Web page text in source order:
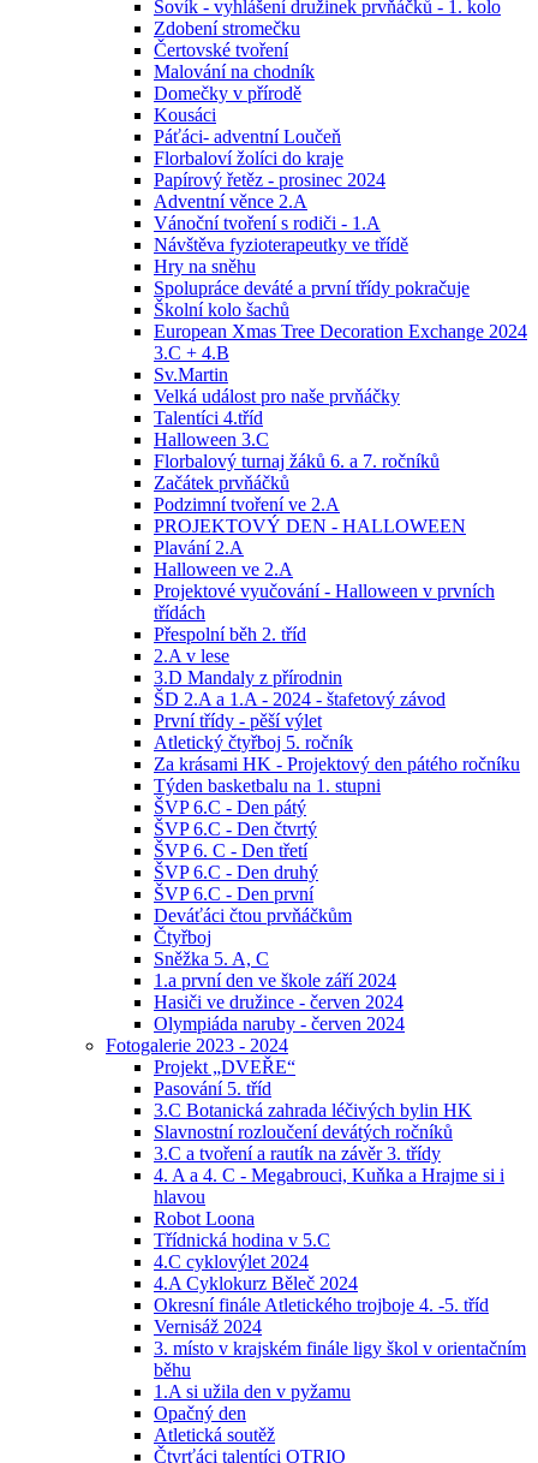
Sovík - vyhlášení družinek prvňáčků - 1. kolo
Zdobení stromečku
Čertovské tvoření
Malování na chodník
Domečky v přírodě
Kousáci
Páťáci- adventní Loučeň
Florbaloví žolíci do kraje
Papírový řetěz - prosinec 2024
Adventní věnce 2.A
Vánoční tvoření s rodiči - 1.A
Návštěva fyzioterapeutky ve třídě
Hry na sněhu
Spolupráce deváté a první třídy pokračuje
Školní kolo šachů
European Xmas Tree Decoration Exchange 2024
3.C + 4.B
Sv.Martin
Velká událost pro naše prvňáčky
Talentíci 4.tříd
Halloween 3.C
Florbalový turnaj žáků 6. a 7. ročníků
Začátek prvňáčků
Podzimní tvoření ve 2.A
PROJEKTOVÝ DEN - HALLOWEEN
Plavání 2.A
Halloween ve 2.A
Projektové vyučování - Halloween v prvních
třídách
Přespolní běh 2. tříd
2.A v lese
3.D Mandaly z přírodnin
ŠD 2.A a 1.A - 2024 - štafetový závod
První třídy - pěší výlet
Atletický čtyřboj 5. ročník
Za krásami HK - Projektový den pátého ročníku
Týden basketbalu na 1. stupni
ŠVP 6.C - Den pátý
ŠVP 6.C - Den čtvrtý
ŠVP 6. C - Den třetí
ŠVP 6.C - Den druhý
ŠVP 6.C - Den první
Deváťáci čtou prvňáčkům
Čtyřboj
Sněžka 5. A, C
1.a první den ve škole září 2024
Hasiči ve družince - červen 2024
Olympiáda naruby - červen 2024
Fotogalerie 2023 - 2024
Projekt „DVEŘE“
Pasování 5. tříd
3.C Botanická zahrada léčivých bylin HK
Slavnostní rozloučení devátých ročníků
3.C a tvoření a rautík na závěr 3. třídy
4. A a 4. C - Megabrouci, Kuňka a Hrajme si i
hlavou
Robot Loona
Třídnická hodina v 5.C
4.C cyklovýlet 2024
4.A Cyklokurz Běleč 2024
Okresní finále Atletického trojboje 4. -5. tříd
Vernisáž 2024
3. místo v krajském finále ligy škol v orientačním
běhu
1.A si užila den v pyžamu
Opačný den
Atletická soutěž
Čtvrťáci talentíci OTRIO